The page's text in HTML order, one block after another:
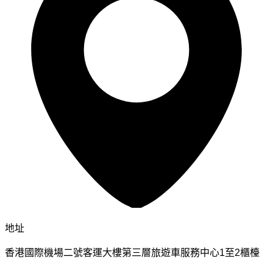
地址
香港國際機場二號客運大樓第三層旅遊車服務中心1至2櫃檯